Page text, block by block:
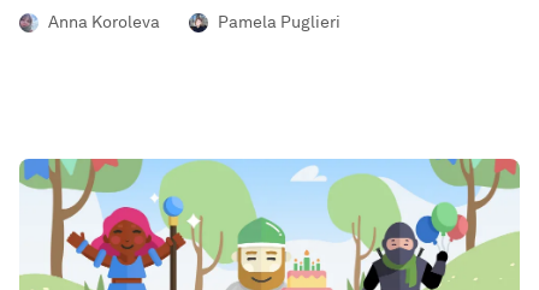
Anna Koroleva Pamela Puglieri